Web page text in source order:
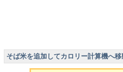
そば米を追加してカロリー計算機へ移